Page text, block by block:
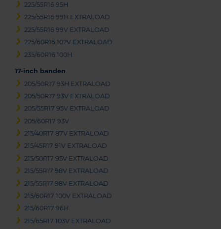
225/55R16 95H
225/55R16 99H EXTRALOAD
225/55R16 99V EXTRALOAD
225/60R16 102V EXTRALOAD
235/60R16 100H
17-inch banden
205/50R17 93H EXTRALOAD
205/50R17 93V EXTRALOAD
205/55R17 95V EXTRALOAD
205/60R17 93V
215/40R17 87V EXTRALOAD
215/45R17 91V EXTRALOAD
215/50R17 95V EXTRALOAD
215/55R17 98V EXTRALOAD
215/55R17 98V EXTRALOAD
215/60R17 100V EXTRALOAD
215/60R17 96H
215/65R17 103V EXTRALOAD